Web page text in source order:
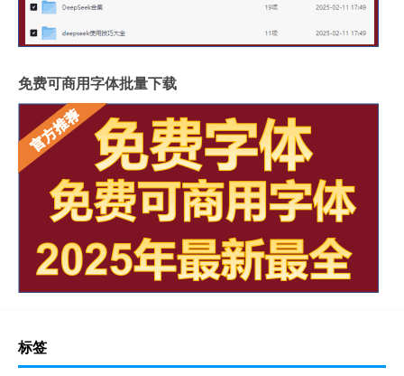
免费可商用字体批量下载
标签